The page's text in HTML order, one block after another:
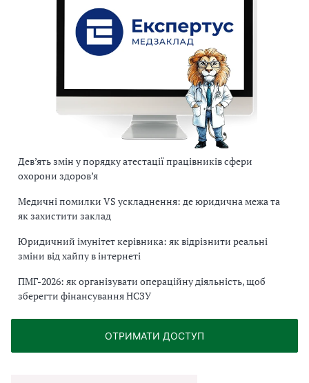
Дев’ять змін у порядку атестації працівників сфери
охорони здоров’я
Медичні помилки VS ускладнення: де юридична межа та
як захистити заклад
Юридичний імунітет керівника: як відрізнити реальні
зміни від хайпу в інтернеті
ПМГ-2026: як організувати операційну діяльність, щоб
зберегти фінансування НСЗУ
ОТРИМАТИ ДОСТУП